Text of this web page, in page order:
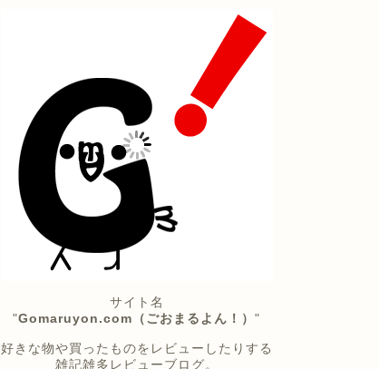
サイト名
"Gomaruyon.com（ごおまるよん！）"
好きな物や買ったものをレビューしたりする
雑記雑多レビューブログ。